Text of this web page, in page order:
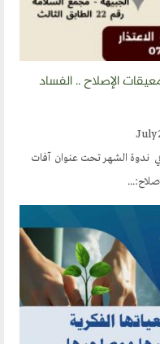
الإصلاح .. الفساد
في ندوة الشهر تحت عنوان آفات